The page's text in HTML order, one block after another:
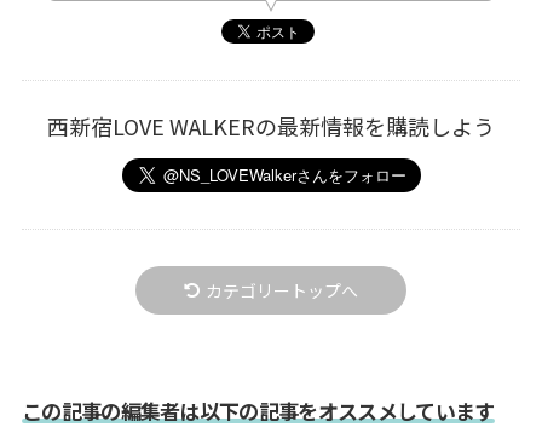
西新宿LOVE WALKERの最新情報を購読しよう
カテゴリートップへ
この記事の編集者は以下の記事をオススメしています